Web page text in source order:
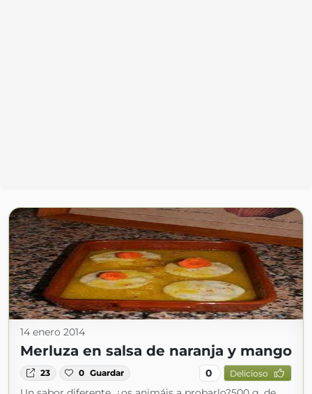
14 enero 2014
Merluza en salsa de naranja y mango
23 0 Guardar 0 Delicioso